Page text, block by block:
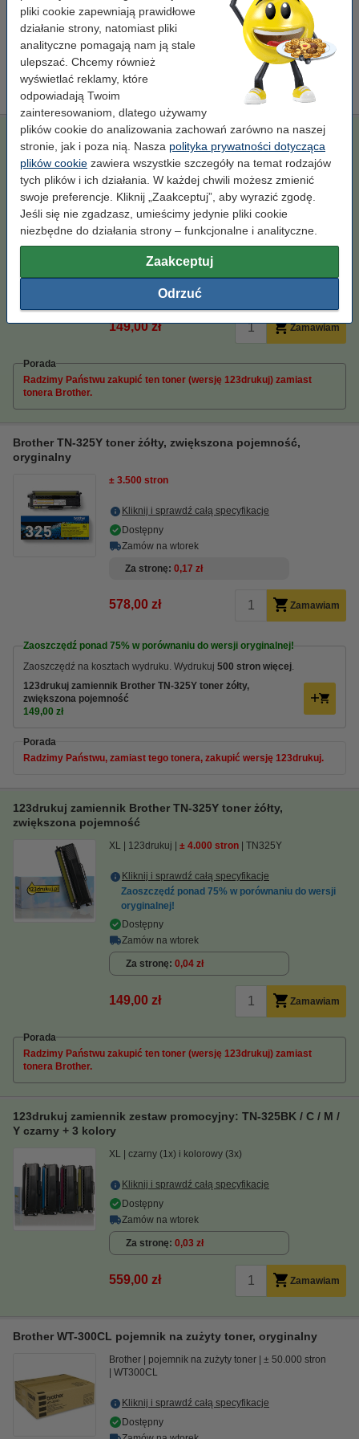
pliki cookie zapewniają prawidłowe
działanie strony, natomiast pliki
analityczne pomagają nam ją stale
ulepszać. Chcemy również
wyświetlać reklamy, które
odpowiadają Twoim
zainteresowaniom, dlatego używamy
plików cookie do analizowania zachowań zarówno na naszej
stronie, jak i poza nią. Nasza polityka prywatności dotycząca
plików cookie zawiera wszystkie szczegóły na temat rodzajów
tych plików i ich działania. W każdej chwili możesz zmienić
swoje preferencje. Kliknij „Zaakceptuj”, aby wyrazić zgodę.
Jeśli się nie zgadzasz, umieścimy jedynie pliki cookie
niezbędne do działania strony – funkcjonalne i analityczne.
Zaakceptuj
Odrzuć
123drukuj zamiennik Brother TN-325M toner czerwony,
zwiększona pojemność
Porada
Radzimy Państwu, zamiast tego tonera, zakupić wersję 123drukuj.
123drukuj zamiennik Brother TN-325M toner czerwony,
zwiększona pojemność
123drukuj ± 4.000 stron
Kliknij i sprawdź całą specyfikacje
Zaoszczędź ponad75%w porównaniu do wersji
oryginalnej!
Zamów na wtorek
Za stronę 0,04 zł
149,00 zł Zamawiam
Porada
Radzimy Państwu zakupić ten toner (wersję 123drukuj) zamiast
tonera Brother.
Brother TN-325Y toner żółty, zwiększona pojemność,
oryginalny
± 3.500 stron
Kliknij i sprawdź całą specyfikacje
Dostępny
Zamów na wtorek
Za stronę 0,17 zł
578,00 zł Zamawiam
Zaoszczędź ponad 75% w porównaniu do wersji oryginalnej!
Zaoszczędź na kosztach wydruku. Wydrukuj 500 stron więcej.
123drukuj zamiennik Brother TN-325Y toner żółty,
zwiększona pojemność
149,00 zł
Porada
Radzimy Państwu, zamiast tego tonera, zakupić wersję 123drukuj.
123drukuj zamiennik Brother TN-325Y toner żółty,
zwiększona pojemność
XL 123drukuj ± 4.000 stron TN325Y
Kliknij i sprawdź całą specyfikacje
Zaoszczędź ponad 75% w porównaniu do wersji
oryginalnej!
Dostępny
Zamów na wtorek
Za stronę 0,04 zł
149,00 zł Zamawiam
Porada
Radzimy Państwu zakupić ten toner (wersję 123drukuj) zamiast
tonera Brother.
123drukuj zamiennik zestaw promocyjny: TN-325BK / C / M /
Y czarny + 3 kolory
XL czarny (1x) i kolorowy (3x)
Kliknij i sprawdź całą specyfikacje
Dostępny
Zamów na wtorek
Za stronę 0,03 zł
559,00 zł Zamawiam
Brother WT-300CL pojemnik na zużyty toner, oryginalny
Brother pojemnik na zużyty toner
± 50.000 stron
WT300CL
Kliknij i sprawdź całą specyfikacje
Dostępny